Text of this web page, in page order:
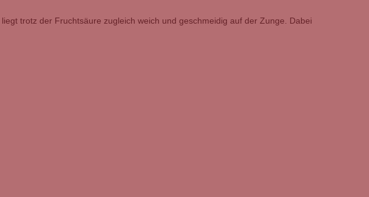
trotz der Fruchtsäure zugleich weich und geschmeidig auf der Zunge. Dabei